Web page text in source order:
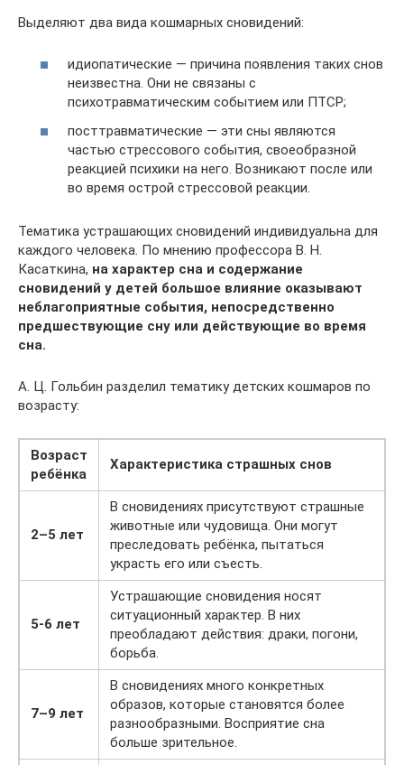
Выделяют два вида кошмарных сновидений:
идиопатические — причина появления таких снов
неизвестна. Они не связаны с
психотравматическим событием или ПТСР;
посттравматические — эти сны являются
частью стрессового события, своеобразной
реакцией психики на него. Возникают после или
во время острой стрессовой реакции.
Тематика устрашающих сновидений индивидуальна для
каждого человека. По мнению профессора В. Н.
Касаткина, на характер сна и содержание
сновидений у детей большое влияние оказывают
неблагоприятные события, непосредственно
предшествующие сну или действующие во время
сна.
А. Ц. Гольбин разделил тематику детских кошмаров по
возрасту:
Возраст
ребёнка
Характеристика страшных снов
2–5 лет
В сновидениях присутствуют страшные
животные или чудовища. Они могут
преследовать ребёнка, пытаться
украсть его или съесть.
5-6 лет
Устрашающие сновидения носят
ситуационный характер. В них
преобладают действия: драки, погони,
борьба.
7–9 лет
В сновидениях много конкретных
образов, которые становятся более
разнообразными. Восприятие сна
больше зрительное.